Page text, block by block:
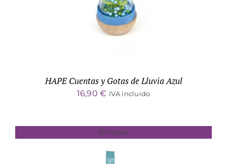
HAPE Cuentas y Gotas de Lluvia Azul
16,90€ IVA incluido
Sin stock